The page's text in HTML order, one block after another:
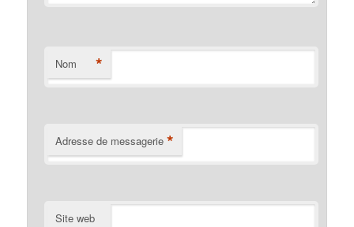
Nom *
Adresse de messagerie *
Site web